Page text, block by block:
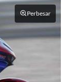
Perbesar